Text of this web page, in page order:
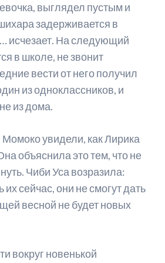
выглядел пустым и
задерживается в
исчезает. На следующий
в школе, не звонит
вести от него получил
из одноклассников, и
из дома.
увидели, как Лирика
объяснила это тем, что не
Чиби Уса возразила:
сейчас, они не смогут дать
весной не будет новых
вокруг новенькой